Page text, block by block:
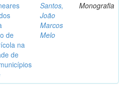
de
na
de
Santos,
João
Marcos
Melo
Monografia